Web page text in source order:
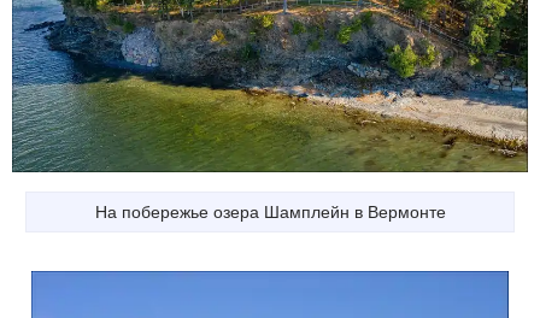
На побережье озера Шамплейн в Вермонте